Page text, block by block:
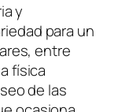
y
para un
entre
física
de las